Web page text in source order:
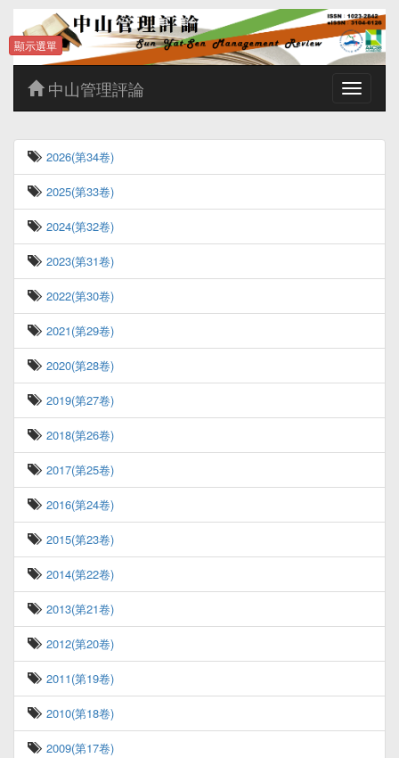
Toggle
中山管理評論
2026(第34卷)
2025(第33卷)
2024(第32卷)
2023(第31卷)
2022(第30卷)
2021(第29卷)
2020(第28卷)
2019(第27卷)
2018(第26卷)
2017(第25卷)
2016(第24卷)
2015(第23卷)
2014(第22卷)
2013(第21卷)
2012(第20卷)
2011(第19卷)
2010(第18卷)
2009(第17卷)
顯示選單